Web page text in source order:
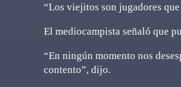
“Los viejitos son jugadores
El mediocampista señaló que
“En ningún momento nos
contento”, dijo.